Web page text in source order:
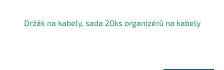
Držák na kabely, sada 20ks organizérů na kabely